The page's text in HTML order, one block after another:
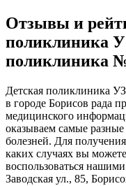
Отзывы и
поликлиника
поликлиника
Детская поликлиника
в городе Борисов рада
медицинского
оказываем самые
болезней. Для
каких случаях вы
воспользоваться
Заводская ул., 85,